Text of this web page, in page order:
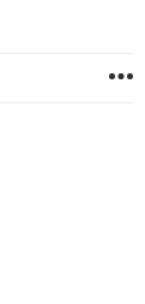
ser?
vinieron a
7.